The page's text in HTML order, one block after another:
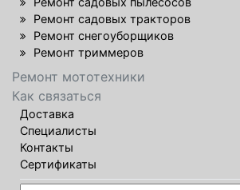
Ремонт садовых тракторов
Ремонт снегоуборщиков
Ремонт триммеров
Ремонт мототехники
Как связаться
Доставка
Специалисты
Контакты
Сертификаты